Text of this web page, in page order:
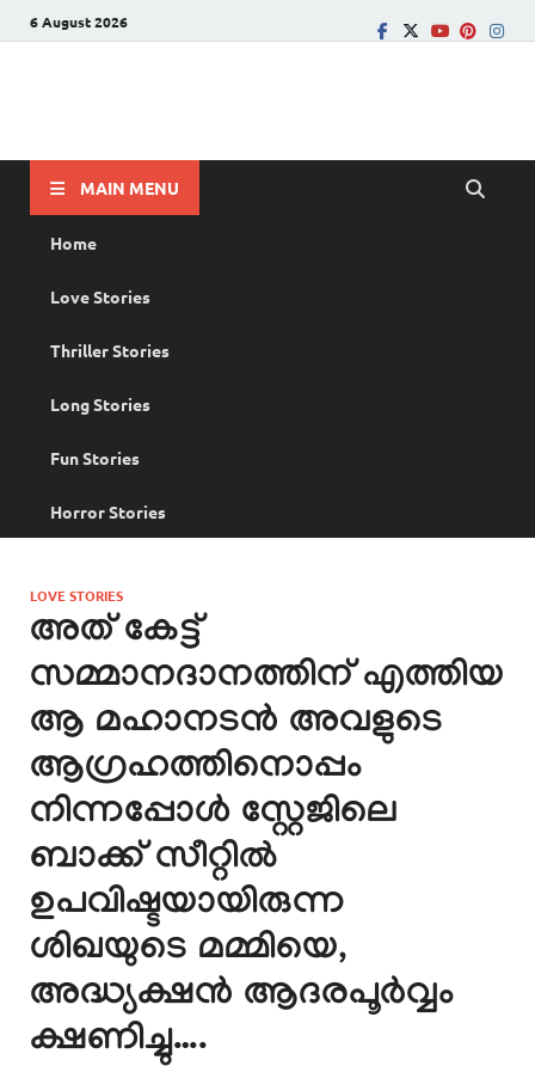
6 August 2026
MAIN MENU
Home
Love Stories
Thriller Stories
Long Stories
Fun Stories
Horror Stories
LOVE STORIES
അത് കേട്ട്
സമ്മാനദാനത്തിന് എത്തിയ
ആ മഹാനടൻ അവളുടെ
ആഗ്രഹത്തിനൊപ്പം
നിന്നപ്പോൾ സ്റ്റേജിലെ
ബാക്ക് സീറ്റിൽ
ഉപവിഷ്ടയായിരുന്ന
ശിഖയുടെ മമ്മിയെ,
അദ്ധ്യക്ഷൻ ആദരപൂർവ്വം
ക്ഷണിച്ചു….